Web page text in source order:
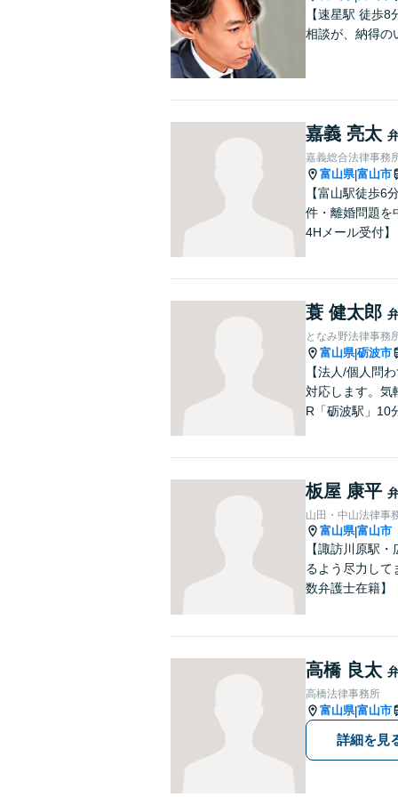
【速星駅 徒歩
相談が、納得の
嘉義 亮太
嘉義総合法律事務
富山県|富山市
【富山駅徒歩6
件・離婚問題を
4Hメール受付】
蓑 健太郎
となみ野法律事務
富山県|砺波市
【法人/個人問
対応します。気
R「砺波駅」10
板屋 康平
山田・中山法律事
富山県|富山市
【諏訪川原駅
るよう尽力して
数弁護士在籍】
高橋 良太
高橋法律事務所
富山県|富山市
詳細を見